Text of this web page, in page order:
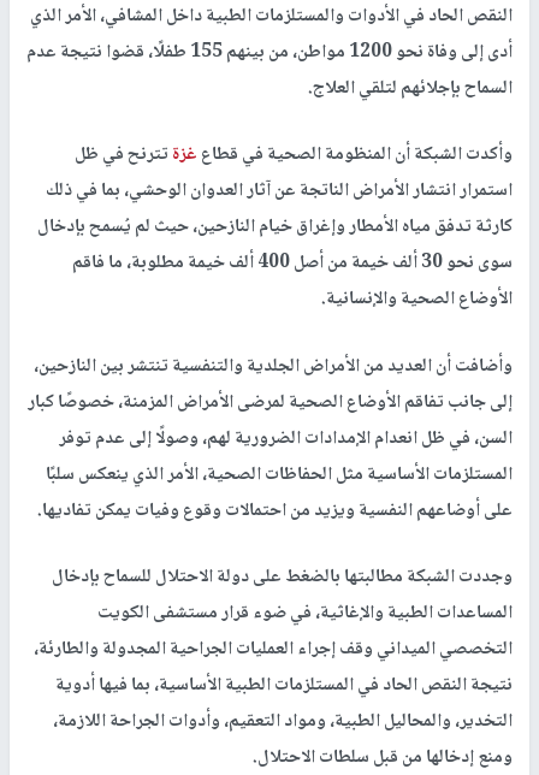
النقص الحاد في الأدوات والمستلزمات الطبية داخل المشافي، الأمر الذي
أدى إلى وفاة نحو 1200 مواطن، من بينهم 155 طفلًا، قضوا نتيجة عدم
السماح بإجلائهم لتلقي العلاج.
وأكدت الشبكة أن المنظومة الصحية في قطاعغزةتترنح في ظل
استمرار انتشار الأمراض الناتجة عن آثار العدوان الوحشي، بما في ذلك
كارثة تدفق مياه الأمطار وإغراق خيام النازحين، حيث لم يُسمح بإدخال
سوى نحو 30 ألف خيمة من أصل 400 ألف خيمة مطلوبة، ما فاقم
الأوضاع الصحية والإنسانية.
وأضافت أن العديد من الأمراض الجلدية والتنفسية تنتشر بين النازحين،
إلى جانب تفاقم الأوضاع الصحية لمرضى الأمراض المزمنة، خصوصًا كبار
السن، في ظل انعدام الإمدادات الضرورية لهم، وصولًا إلى عدم توفر
المستلزمات الأساسية مثل الحفاظات الصحية، الأمر الذي ينعكس سلبًا
على أوضاعهم النفسية ويزيد من احتمالات وقوع وفيات يمكن تفاديها.
وجددت الشبكة مطالبتها بالضغط على دولة الاحتلال للسماح بإدخال
المساعدات الطبية والإغاثية، في ضوء قرار مستشفى الكويت
التخصصي الميداني وقف إجراء العمليات الجراحية المجدولة والطارئة،
نتيجة النقص الحاد في المستلزمات الطبية الأساسية، بما فيها أدوية
التخدير، والمحاليل الطبية، ومواد التعقيم، وأدوات الجراحة اللازمة،
ومنع إدخالها من قبل سلطات الاحتلال.